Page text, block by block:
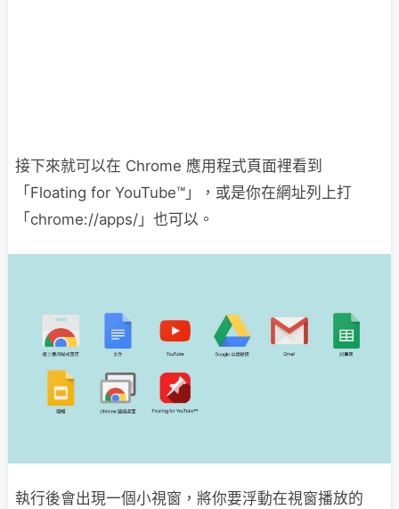
接下來就可以在 Chrome 應用程式頁面裡看到
「Floating for YouTube™」，或是你在網址列上打
「chrome://apps/」也可以。
執行後會出現一個小視窗，將你要浮動在視窗播放的